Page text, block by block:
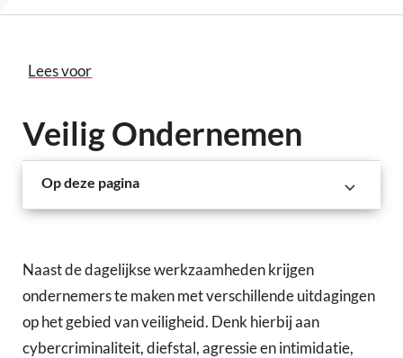
Lees voor
Veilig Ondernemen
Op deze pagina
Naast de dagelijkse werkzaamheden krijgen
ondernemers te maken met verschillende uitdagingen
op het gebied van veiligheid. Denk hierbij aan
cybercriminaliteit, diefstal, agressie en intimidatie,